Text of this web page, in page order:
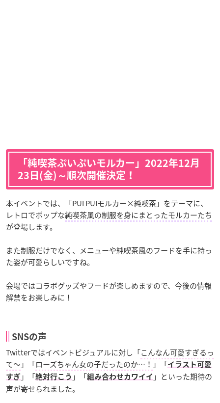
「純喫茶ぷいぷいモルカー」2022年12月
23日(金)～順次開催決定！
本イベントでは、「PUI PUIモルカー×純喫茶」をテーマに、
レトロでポップな純喫茶風の制服を身にまとったモルカーたち
が登場します。
また制服だけでなく、メニューや純喫茶風のフードを手に持っ
た姿が可愛らしいですね。
会場ではコラボグッズやフードが楽しめますので、今後の情報
解禁をお楽しみに！
SNSの声
Twitterではイベントビジュアルに対し「こんなん可愛すぎるっ
て～」「ローズちゃん女の子だったのか…！ 」「イラスト可愛
すぎ 」「絶対行こう 」「組み合わせカワイイ 」といった期待の
声が寄せられました。